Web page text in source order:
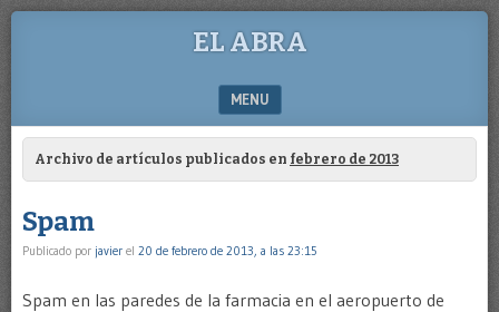
EL ABRA
MENU
SKIP TO CONTENT
Archivo de artículos publicados en febrero de 2013
Spam
Publicado por javier el 20 de febrero de 2013, a las 23:15
Spam en las paredes de la farmacia en el aeropuerto de